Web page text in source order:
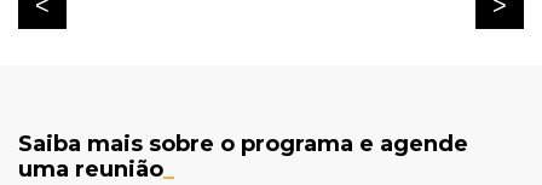
Saiba mais sobre o programa e agende
uma reunião